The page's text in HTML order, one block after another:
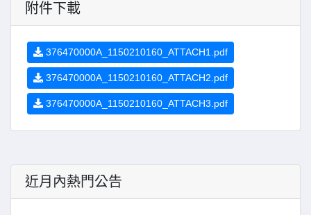
附件下載
376470000A_1150210160_ATTACH1.pdf
376470000A_1150210160_ATTACH2.pdf
376470000A_1150210160_ATTACH3.pdf
近月內熱門公告